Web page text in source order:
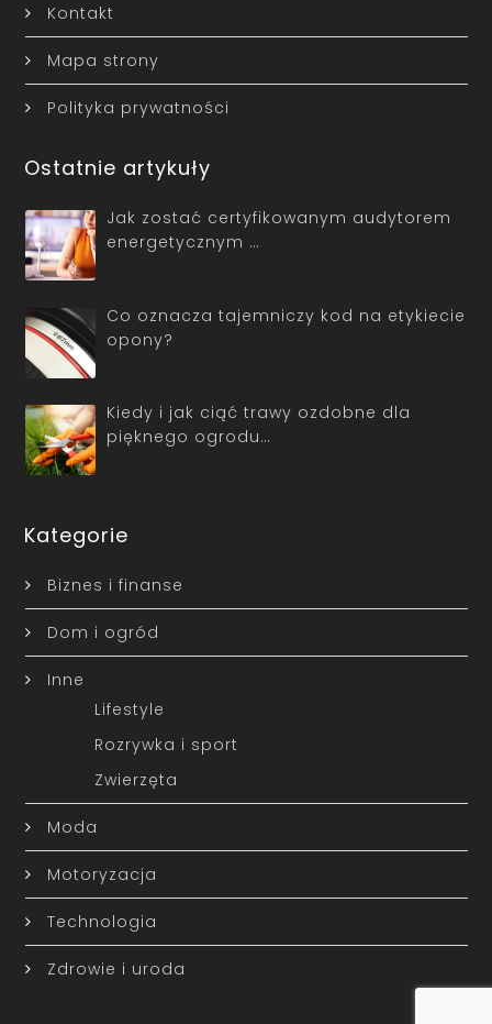
Kontakt
Mapa strony
Polityka prywatności
Ostatnie artykuły
Jak zostać certyfikowanym audytorem
energetycznym …
Co oznacza tajemniczy kod na etykiecie
opony?
Kiedy i jak ciąć trawy ozdobne dla
pięknego ogrodu…
Kategorie
Biznes i finanse
Dom i ogród
Inne
Lifestyle
Rozrywka i sport
Zwierzęta
Moda
Motoryzacja
Technologia
Zdrowie i uroda